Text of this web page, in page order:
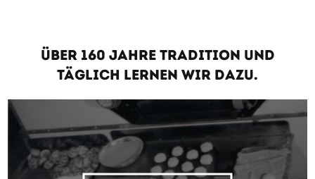
ÜBER 160 JAHRE TRADITION UND
TÄGLICH LERNEN WIR DAZU.